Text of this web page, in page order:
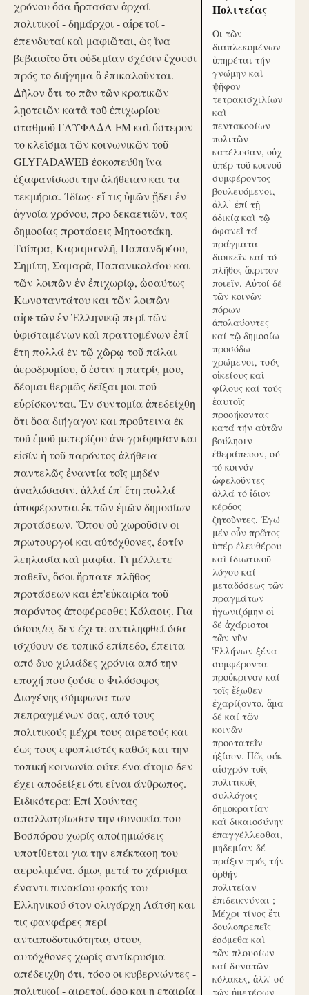
χρόνου ὅσα ἥρπασαν ἀρχαί -
πολιτικοί - δημάρχοι - αἱρετοί -
ἐπενδυταί καὶ μαφιῶται, ὡς ἵνα
βεβαιοῖτο ὅτι οὐδεμίαν σχέσιν ἔχουσι
πρός το διήγημα ὃ ἐπικαλοῦνται.
Δῆλον ὅτι το πᾶν τῶν κρατικῶν
λῃστειῶν κατὰ τοῦ ἐπιχωρίου
σταθμοῦ ΓΛΥΦΑΔΑ FM καὶ ὕστερον
το κλεῖσμα τῶν κοινωνικῶν τοῦ
GLYFADAWEB ἐσκοπεύθη ἵνα
ἐξαφανίσωσι την ἀλήθειαν και τα
τεκμήρια. Ἰδίως· εἴ τις ὑμῶν ᾔδει ἐν
ἀγνοία χρόνου, προ δεκαετιῶν, τας
δημοσίας προτάσεις Μητσοτάκη,
Τσίπρα, Καραμανλῆ, Παπανδρέου,
Σημίτη, Σαμαρᾶ, Παπανικολάου και
τῶν λοιπῶν ἐν ἐπιχωρίῳ, ὡσαύτως
Κωνσταντάτου και τῶν λοιπῶν
αἱρετῶν ἐν Ἑλληνικῷ περί τῶν
ὑφισταμένων καὶ πραττομένων ἐπί
ἔτη πολλά ἐν τῷ χῶρῳ τοῦ πάλαι
ἀεροδρομίου, ὅ ἐστιν η πατρίς μου,
δέομαι θερμῶς δεῖξαι μοι ποῦ
εὑρίσκονται. Ἐν συντομία ἀπεδείχθη
ὅτι ὅσα διήγαγον και προὔτεινα ἐκ
τοῦ ἐμοῦ μετερίζου ἀνεγράφησαν και
εἰσίν ἡ τοῦ παρόντος ἀλήθεια
παντελῶς ἐναντία τοῖς μηδέν
ἀναλώσασιν, ἀλλά ἐπ' ἔτη πολλά
ἀποφέρονται ἐκ τῶν ἐμῶν δημοσίων
προτάσεων. Ὅπου οὐ χωροῦσιν οι
πρωτουργοί και αὐτόχθονες, ἐστίν
λεηλασία καὶ μαφία. Τι μέλλετε
παθεῖν, ὅσοι ἥρπατε πλῆθος
προτάσεων και ἐπ'εὐκαιρία τοῦ
παρόντος ἀποφέρεσθε; Κόλασις. Για
όσους/ες δεν έχετε αντιληφθεί όσα
ισχύουν σε τοπικό επίπεδο, έπειτα
από δυο χιλιάδες χρόνια από την
εποχή που ζούσε ο Φιλόσοφος
Διογένης σύμφωνα των
πεπραγμένων σας, από τους
πολιτικούς μέχρι τους αιρετούς και
έως τους εφοπλιστές καθώς και την
τοπική κοινωνία ούτε ένα άτομο δεν
έχει αποδείξει ότι είναι άνθρωπος.
Ειδικότερα: Επί Χούντας
απαλλοτρίωσαν την συνοικία του
Βοσπόρου χωρίς αποζημιώσεις
υποτίθεται για την επέκταση του
αερολιμένα, όμως μετά το χάρισμα
έναντι πινακίου φακής του
Ελληνικού στον ολιγάρχη Λάτση και
τις φανφάρες περί
ανταποδοτικότητας στους
αυτόχθονες χωρίς αντίκρυσμα
απέδειχθη ότι, τόσο οι κυβερνώντες -
πολιτικοί - αιρετοί, όσο και η εταιρία
Πολιτείας
Οι τῶν
διαπλεκομένων
ὑπηρέται τήν
γνώμην καὶ
ψῆφον
τετρακισχιλίων
καὶ
πεντακοσίων
πολιτῶν
κατέλυσαν, οὐχ
ὑπέρ τοῦ κοινοῦ
συμφέροντος
βουλευόμενοι,
ἀλλ᾽ ἐπί τῇ
ἀδικίᾳ καὶ τῷ
ἀφανεῖ τά
πράγματα
διοικεῖν καί τό
πλῆθος ἄκριτον
ποιεῖν. Αὐτοί δέ
τῶν κοινῶν
πόρων
ἀπολαύοντες
καί τῷ δημοσίω
προσόδω
χρώμενοι, τούς
οἰκείους καὶ
φίλους καί τούς
ἑαυτοῖς
προσήκοντας
κατά τήν αὑτῶν
βούλησιν
ἐθεράπευον, ού
τό κοινόν
ὠφελοῦντες
ἀλλά τό ἴδιον
κέρδος
ζητοῦντες. Ἐγώ
μέν οὖν πρῶτος
ὑπέρ ἐλευθέρου
καὶ ίδιωτικοῦ
λόγου καί
μεταδόσεως τῶν
πραγμάτων
ἠγωνιζόμην οἱ
δέ ἀχάριστοι
τῶν νῦν
Ἑλλήνων ξένα
συμφέροντα
προὔκρινον καί
τοῖς ἔξωθεν
ἐχαρίζοντο, ἅμα
δέ καί τῶν
κοινῶν
προστατεῖν
ἠξίουν. Πῶς ούκ
αἰσχρόν τοῖς
πολιτικοῖς
συλλόγοις
δημοκρατίαν
καὶ δικαιοσύνην
ἐπαγγέλλεσθαι,
μηδεμίαν δέ
πράξιν πρός τήν
ὀρθήν
πολιτείαν
ἐπιδεικνύναι ;
Μέχρι τίνος ἔτι
δουλοπρεπεῖς
ἐσόμεθα καὶ
τῶν πλουσίων
καί δυνατῶν
κόλακες, ἀλλ' ού
τῶν ἡμετέρων